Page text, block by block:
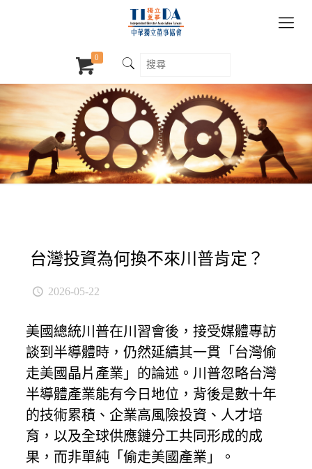
0
台灣投資為何換不來川普肯定？
2026-05-22
美國總統川普在川習會後，接受媒體專訪
談到半導體時，仍然延續其一貫「台灣偷
走美國晶片產業」的論述。川普忽略台灣
半導體產業能有今日地位，背後是數十年
的技術累積、企業高風險投資、人才培
育，以及全球供應鏈分工共同形成的成
果，而非單純「偷走美國產業」。